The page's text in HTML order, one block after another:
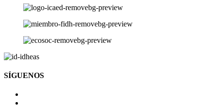
SÍGUENOS